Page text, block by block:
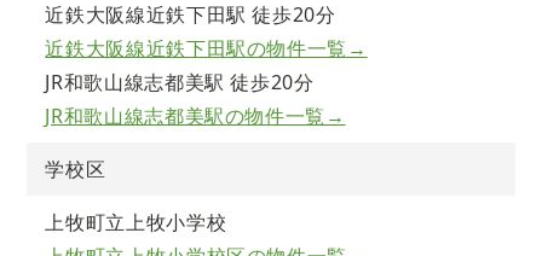
近鉄大阪線近鉄下田駅 徒歩20分
近鉄大阪線近鉄下田駅の物件一覧→
JR和歌山線志都美駅 徒歩20分
JR和歌山線志都美駅の物件一覧→
学校区
上牧町立上牧小学校